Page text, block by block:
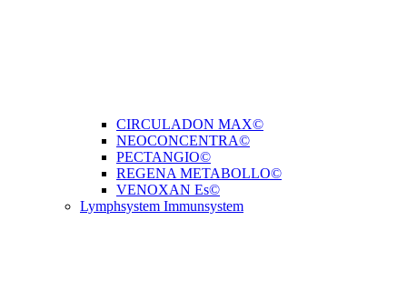
CIRCULADON MAX©
NEOCONCENTRA©
PECTANGIO©
REGENA METABOLLO©
VENOXAN Es©
Lymphsystem Immunsystem